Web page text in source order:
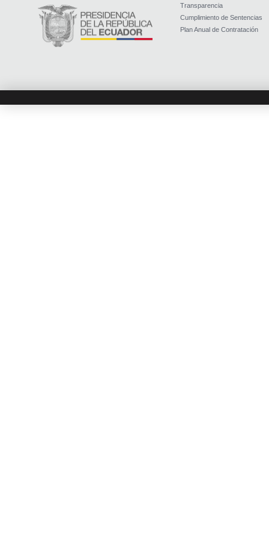
Transparencia
Cumplimiento de Sentencias
Plan Anual de Contratación